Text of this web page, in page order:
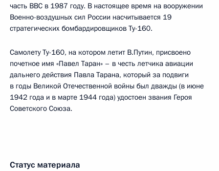
часть ВВС в 1987 году. В настоящее время на вооружении
Военно-воздушных сил России насчитывается 19
стратегических бомбардировщиков Ту-160.
Самолету Ту-160, на котором летит В.Путин, присвоено
почетное имя «Павел Таран» – в честь летчика авиации
дальнего действия Павла Тарана, который за подвиги
в годы Великой Отечественной войны был дважды (в июне
1942 года и в марте 1944 года) удостоен звания Героя
Советского Союза.
Статус материала